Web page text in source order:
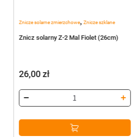
Znicze solarne zmierzchowe, Znicze szklane
Znicz solarny Z-2 Mal Fiolet (26cm)
26,00zł